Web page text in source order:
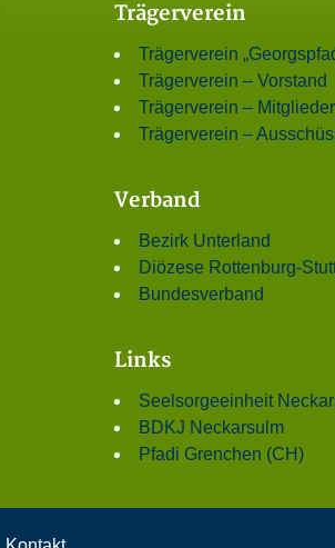
Trägerverein
Trägerverein
Trägerverein – Vorstand
Trägerverein –
Trägerverein –
Verband
Bezirk Unterland
Diözese Rottenburg-
Bundesverband
Links
Seelsorgeeinheit
BDKJ Neckarsulm
Pfadi Grenchen (CH)